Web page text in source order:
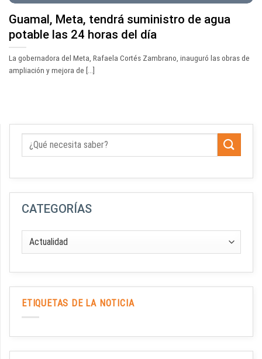
Guamal, Meta, tendrá suministro de agua
potable las 24 horas del día
La gobernadora del Meta, Rafaela Cortés Zambrano, inauguró las obras de
ampliación y mejora de [...]
CATEGORÍAS
ETIQUETAS DE LA NOTICIA